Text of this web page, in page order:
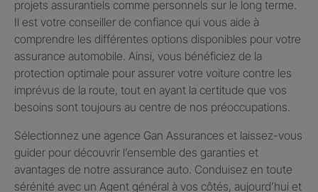
projets assurantiels comme personnels sur le long terme.
Il est votre conseiller de confiance qui vous aide à
comprendre les différentes options disponibles pour votre
assurance automobile. Ainsi, vous bénéficiez de la
protection optimale pour assurer votre voiture contre les
imprévus de la route, tout en ayant la certitude que vos
besoins sont toujours au centre de nos préoccupations.
Sélectionnez une agence Gan Assurances et laissez-vous
guider pour découvrir l’ensemble des garanties et
avantages de notre assurance auto. Conduisez en toute
sérénité avec un Agent général à vos côtés, aujourd’hui et